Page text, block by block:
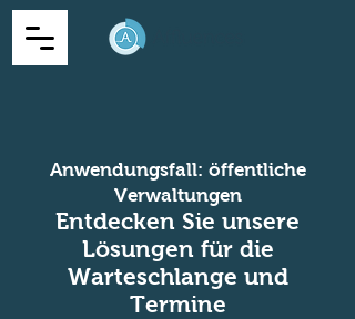
Anwendungsfall: öffentliche
Verwaltungen
Entdecken Sie unsere
Lösungen für die
Warteschlange und
Termine